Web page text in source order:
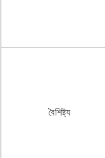
বৈশিষ্ট্য